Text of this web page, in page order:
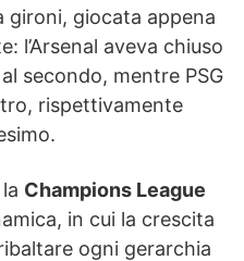
giocata appena
l’Arsenal aveva chiuso
secondo, mentre PSG
rispettivamente
Champions League
in cui la crescita
ogni gerarchia